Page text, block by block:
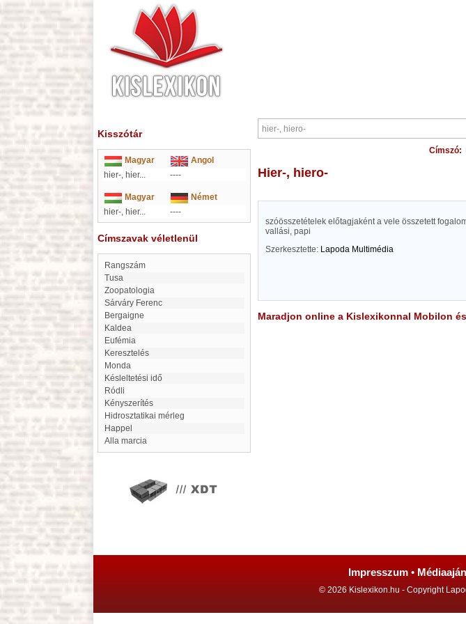
Kisszótár
Magyar
Angol
hier-, hier...
----
Magyar
Német
hier-, hier...
----
Címszavak véletlenül
Rangszám
Tusa
Zoopatologia
Sárváry Ferenc
Bergaigne
Kaldea
eufémia
Keresztelés
Monda
Késleltetési idő
Ródli
Kényszerítés
Hidrosztatikai mérleg
Happel
alla marcia
Címszó:
hier-, hiero-
szóösszetételek előtagjaként a vele összetett
vallási, papi
Szerkesztette: Lapoda Multimédia
Maradjon online a Kislexikonnal Mobilon
Impresszum •
© 2026 Kislexikon.hu - Copyright